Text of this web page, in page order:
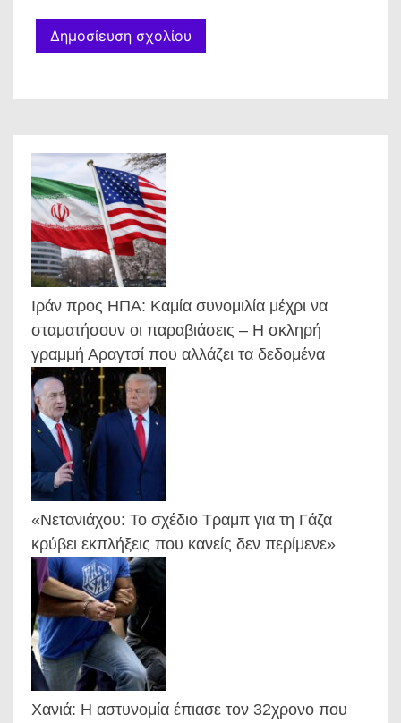
Ιράν προς ΗΠΑ: Καμία συνομιλία μέχρι να
σταματήσουν οι παραβιάσεις – Η σκληρή
γραμμή Αραγτσί που αλλάζει τα δεδομένα
«Νετανιάχου: Το σχέδιο Τραμπ για τη Γάζα
κρύβει εκπλήξεις που κανείς δεν περίμενε»
Χανιά: Η αστυνομία έπιασε τον 32χρονο που